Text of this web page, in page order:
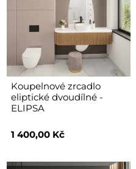
Koupelnové zrcadlo
eliptické dvoudílné -
ELIPSA
1 400,00 Kč